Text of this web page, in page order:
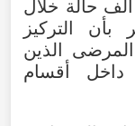
الانتظار انخفضت بنحو 86 ألف حالة خلال
بأن التركيز
الذين
من 12 ساعة داخل أقسام